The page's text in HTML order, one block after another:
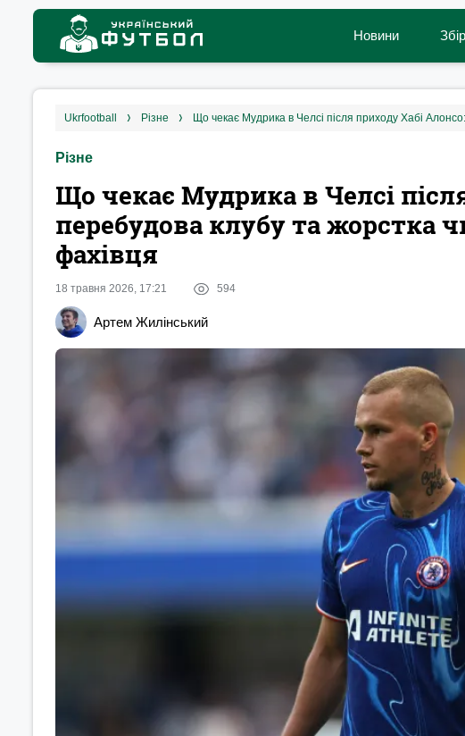
Новини
ukrfootball різне Що чекає Мудрика в Челсі після приходу Хабі
Різне
Що чекає Мудрика в Челсі
перебудова клубу та жорстка
фахівця
18 травня 2026, 17:21 594
Артем Жилінський